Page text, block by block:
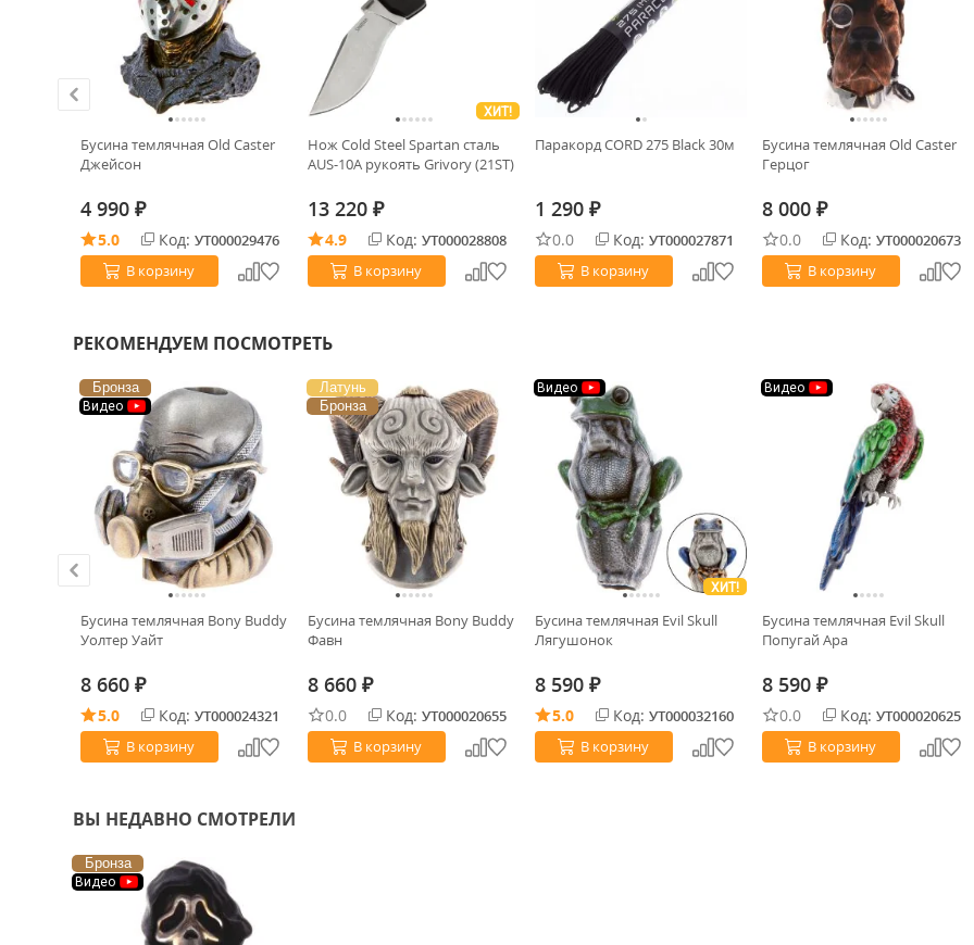
Бусина темлячная Old Caster
Джейсон
4 990 ₽
5.0 Код: УТ000029476
В корзину
ХИТ!
Нож Cold Steel Spartan сталь
AUS-10A рукоять Grivory (21ST)
13 220 ₽
4.9 Код: УТ000028808
В корзину
Паракорд CORD 275 Black 30м
1 290 ₽
0.0 Код: УТ000027871
В корзину
Бусина темлячная Old Caster
Герцог
8 000 ₽
0.0 Код: УТ000020673
В корзину
РЕКОМЕНДУЕМ ПОСМОТРЕТЬ
Бронза
Видео
Бусина темлячная Bony Buddy
Уолтер Уайт
8 660 ₽
5.0 Код: УТ000024321
В корзину
Латунь
Бронза
Бусина темлячная Bony Buddy
Фавн
8 660 ₽
0.0 Код: УТ000020655
В корзину
Видео
ХИТ!
Бусина темлячная Evil Skull
Лягушонок
8 590 ₽
5.0 Код: УТ000032160
В корзину
Видео
Бусина темлячная Evil Skull
Попугай Ара
8 590 ₽
0.0 Код: УТ000020625
В корзину
ВЫ НЕДАВНО СМОТРЕЛИ
Бронза
Видео